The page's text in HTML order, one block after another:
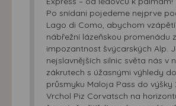
Po snídani pojedeme nejprve
Lago di Como, abychom
nábřežní lázeňskou promenádu
impozantnost švýcarských Alp.
nejslavnějších silnic světa nás v
zákrutech s úžasnými výhledy
průsmyku Maloja Pass do výšky
Vrchol Piz Corvatsch na